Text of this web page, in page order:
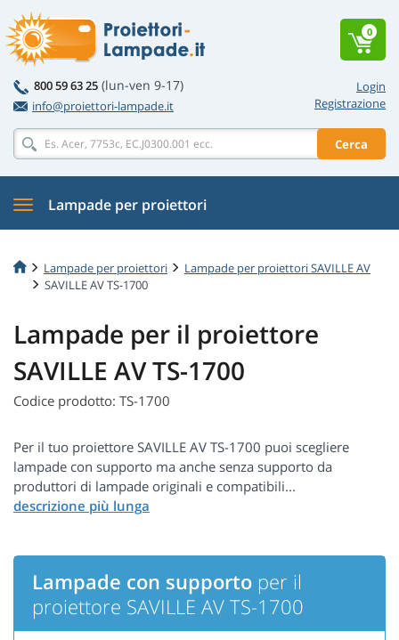
Login
Registrazione
800 59 63 25 (lun-ven 9-17)
info@proiettori-lampade.it
Cerca
0
Lampade per proiettori
Lampade per proiettori
Lampade per proiettori SAVILLE AV
SAVILLE AV TS-1700
Lampade per il proiettore
SAVILLE AV TS-1700
Codice prodotto: TS-1700
Per il tuo proiettore SAVILLE AV TS-1700 puoi scegliere
lampade con supporto ma anche senza supporto da
produttori di lampade originali e compatibili...
Lampade con supporto per il
proiettore SAVILLE AV TS-1700